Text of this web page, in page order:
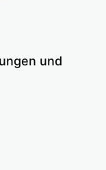
und